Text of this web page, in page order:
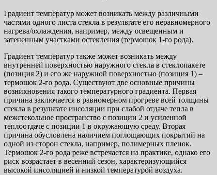
Градиент температур может возникать между различными
частями одного листа стекла в результате его неравномерного
нагрева/охлаждения, например, между освещенным и
затененным участками остекления (термошок 1-го рода).
Градиент температур также может возникать между
внутренней поверхностью наружного стекла в стеклопакете
(позиция 2) и его же наружной поверхностью (позиция 1) –
термошок 2-го рода. Существуют две основные причины
возникновения такого температурного градиента. Первая
причина заключается в равномерном прогреве всей толщины
стекла в результате инсоляции при слабой отдаче тепла в
межстекольное пространство с позиции 2 и усиленной
теплоотдаче с позиции 1 в окружающую среду. Вторая
причина обусловлена наличием поглощающих покрытий на
одной из сторон стекла, например, полимерных пленок.
Термошок 2-го рода реже встречается на практике, однако его
риск возрастает в весенний сезон, характеризующийся
высокой инсоляцией и низкой температурой воздуха.